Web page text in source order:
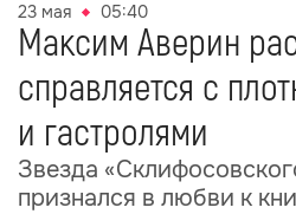
23 мая 05:40
Максим Аверин
справляется с
и гастролями
Звезда
признался в любви к